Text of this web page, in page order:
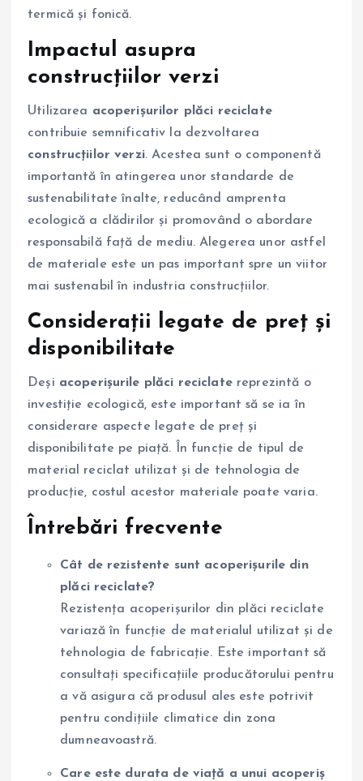
termică și fonică.
Impactul asupra
construcțiilor verzi
Utilizarea acoperișurilor plăci reciclate
contribuie semnificativ la dezvoltarea
construcțiilor verzi. Acestea sunt o componentă
importantă în atingerea unor standarde de
sustenabilitate înalte, reducând amprenta
ecologică a clădirilor și promovând o abordare
responsabilă față de mediu. Alegerea unor astfel
de materiale este un pas important spre un viitor
mai sustenabil în industria construcțiilor.
Considerații legate de preț și
disponibilitate
Deși acoperișurile plăci reciclatereprezintă o
investiție ecologică, este important să se ia în
considerare aspecte legate de preț și
disponibilitate pe piață. În funcție de tipul de
material reciclat utilizat și de tehnologia de
producție, costul acestor materiale poate varia.
Întrebări frecvente
Cât de rezistente sunt acoperișurile din
plăci reciclate?
Rezistența acoperișurilor din plăci reciclate
variază în funcție de materialul utilizat și de
tehnologia de fabricație. Este important să
consultați specificațiile producătorului pentru
a vă asigura că produsul ales este potrivit
pentru condițiile climatice din zona
dumneavoastră.
Care este durata de viață a unui acoperiș